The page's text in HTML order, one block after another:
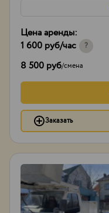
Цена аренды:
1 600 руб/час ?
8 500 руб/смена
Заказать